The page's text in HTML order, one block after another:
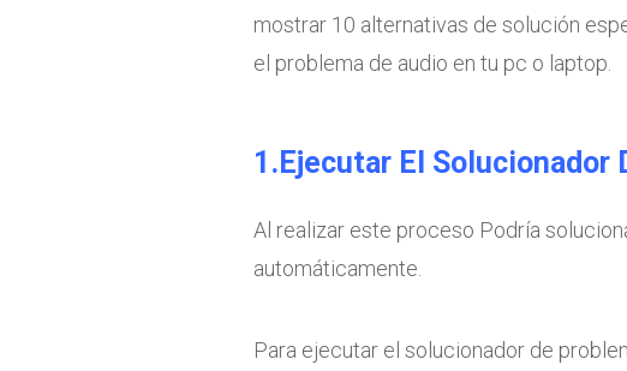
mostrar 10 alternativas de solución
el problema de audio en tu pc o laptop.
1.Ejecutar El Solucionador
Al realizar este proceso Podría
automáticamente.
Para ejecutar el solucionador de